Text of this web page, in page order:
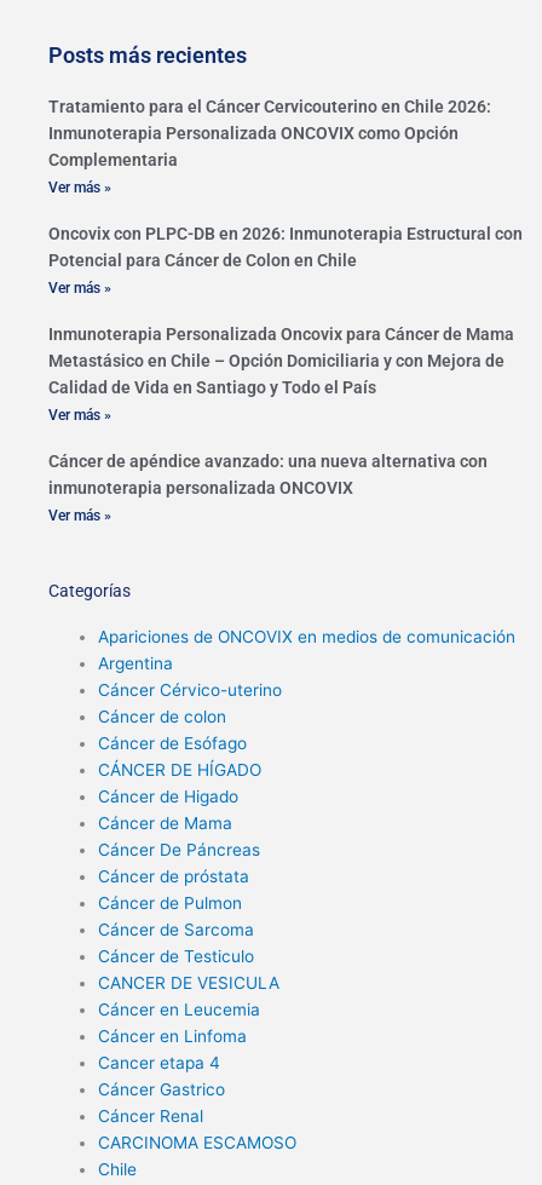
Posts más recientes
Tratamiento para el Cáncer Cervicouterino en Chile 2026:
Inmunoterapia Personalizada ONCOVIX como Opción
Complementaria
Ver más »
Oncovix con PLPC-DB en 2026: Inmunoterapia Estructural con
Potencial para Cáncer de Colon en Chile
Ver más »
Inmunoterapia Personalizada Oncovix para Cáncer de Mama
Metastásico en Chile – Opción Domiciliaria y con Mejora de
Calidad de Vida en Santiago y Todo el País
Ver más »
Cáncer de apéndice avanzado: una nueva alternativa con
inmunoterapia personalizada ONCOVIX
Ver más »
Categorías
Apariciones de ONCOVIX en medios de comunicación
Argentina
Cáncer Cérvico-uterino
Cáncer de colon
Cáncer de Esófago
CÁNCER DE HÍGADO
Cáncer de Higado
Cáncer de Mama
Cáncer De Páncreas
Cáncer de próstata
Cáncer de Pulmon
Cáncer de Sarcoma
Cáncer de Testiculo
CANCER DE VESICULA
Cáncer en Leucemia
Cáncer en Linfoma
Cancer etapa 4
Cáncer Gastrico
Cáncer Renal
CARCINOMA ESCAMOSO
Chile